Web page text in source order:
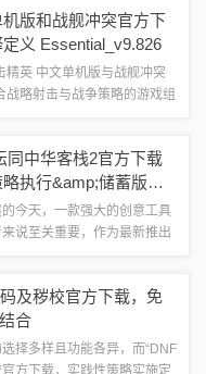
这个技巧能带来什么好...
版和战舰冲突官方下
义 Essential_v9.826
精英 中文单机版与战舰冲突
战略射击与战争策略的游戏组
位，其定位是为军...
同中华客栈2官方下载
执行&amp;储蓄版
今天，一款强大的创意工具
说至关重要，作为最新推出
富的效...
及秽校官方下载，免
合
择多样且功能各异，而“DNF
方下载，实践性策略实施定